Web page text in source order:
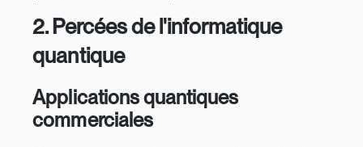
2.Percées de l'informatique
quantique
Applications quantiques
commerciales